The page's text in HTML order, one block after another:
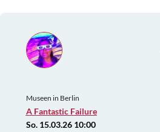
Museen in Berlin
A Fantastic Failure
So. 15.03.26 10:00